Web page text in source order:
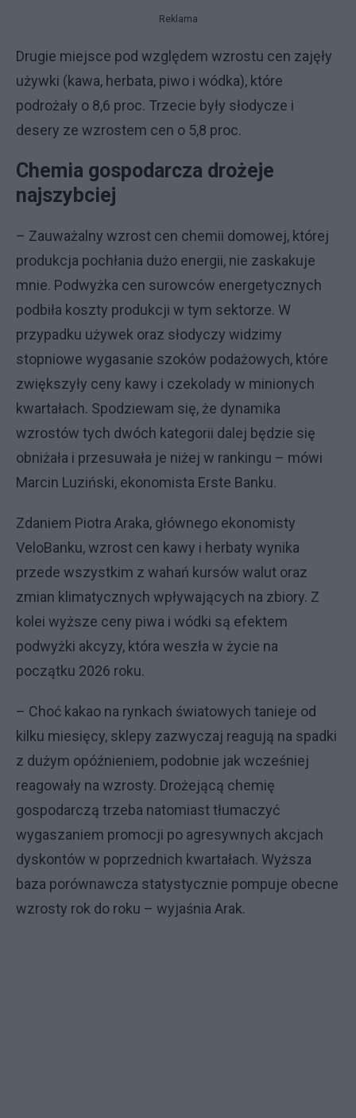
Reklama
Drugie miejsce pod względem wzrostu cen zajęły
używki (kawa, herbata, piwo i wódka), które
podrożały o 8,6 proc. Trzecie były słodycze i
desery ze wzrostem cen o 5,8 proc.
Chemia gospodarcza drożeje
najszybciej
– Zauważalny wzrost cen chemii domowej, której
produkcja pochłania dużo energii, nie zaskakuje
mnie. Podwyżka cen surowców energetycznych
podbiła koszty produkcji w tym sektorze. W
przypadku używek oraz słodyczy widzimy
stopniowe wygasanie szoków podażowych, które
zwiększyły ceny kawy i czekolady w minionych
kwartałach. Spodziewam się, że dynamika
wzrostów tych dwóch kategorii dalej będzie się
obniżała i przesuwała je niżej w rankingu – mówi
Marcin Luziński, ekonomista Erste Banku.
Zdaniem Piotra Araka, głównego ekonomisty
VeloBanku, wzrost cen kawy i herbaty wynika
przede wszystkim z wahań kursów walut oraz
zmian klimatycznych wpływających na zbiory. Z
kolei wyższe ceny piwa i wódki są efektem
podwyżki akcyzy, która weszła w życie na
początku 2026 roku.
– Choć kakao na rynkach światowych tanieje od
kilku miesięcy, sklepy zazwyczaj reagują na spadki
z dużym opóźnieniem, podobnie jak wcześniej
reagowały na wzrosty. Drożejącą chemię
gospodarczą trzeba natomiast tłumaczyć
wygaszaniem promocji po agresywnych akcjach
dyskontów w poprzednich kwartałach. Wyższa
baza porównawcza statystycznie pompuje obecne
wzrosty rok do roku – wyjaśnia Arak.